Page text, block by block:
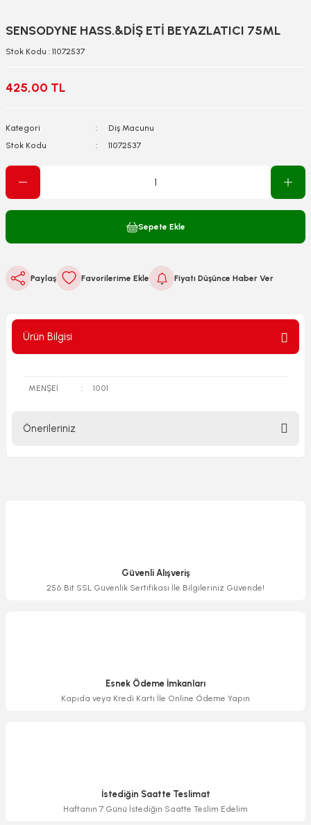
SENSODYNE HASS.&DİŞ ETİ BEYAZLATICI 75ML
Stok Kodu : 11072537
425,00 TL
Kategori
Diş Macunu
Stok Kodu
11072537
Sepete Ekle
Paylaş Fiyatı Düşünce Haber Ver
Ürün Bilgisi
MENŞEİ : 1001
Önerileriniz
Ürün bilgilerinde hatalar bulunuyor.
Güvenli Alışveriş
256 Bit SSL Güvenlik Sertifikası İle Bilgileriniz Güvende!
Esnek Ödeme İmkanları
Kapıda veya Kredi Kartı İle Online Ödeme Yapın
İstediğin Saatte Teslimat
Haftanın 7 Günü İstediğin Saatte Teslim Edelim